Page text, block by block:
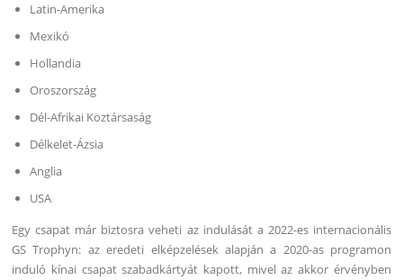
Latin-Amerika
Mexikó
Hollandia
Oroszország
Dél-Afrikai Köztársaság
Délkelet-Ázsia
Anglia
USA
Egy csapat már biztosra veheti az indulását a 2022-es internacionális
GS Trophyn: az eredeti elképzelések alapján a 2020-as programon
induló kínai csapat szabadkártyát kapott, mivel az akkor érvényben